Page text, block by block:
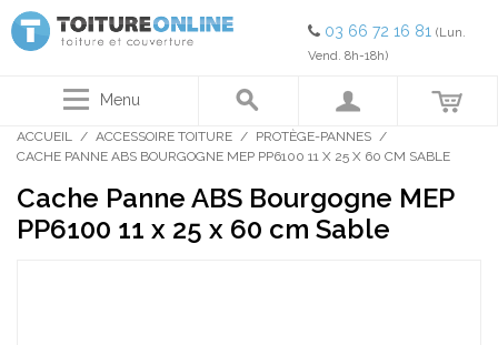
03 66 72 16 81 (Lun.
Vend. 8h-18h)
Menu
ACCUEIL / ACCESSOIRE TOITURE / PROTÈGE-PANNES /
CACHE PANNE ABS BOURGOGNE MEP PP6100 11 X 25 X 60 CM SABLE
Cache Panne ABS Bourgogne MEP
PP6100 11 x 25 x 60 cm Sable